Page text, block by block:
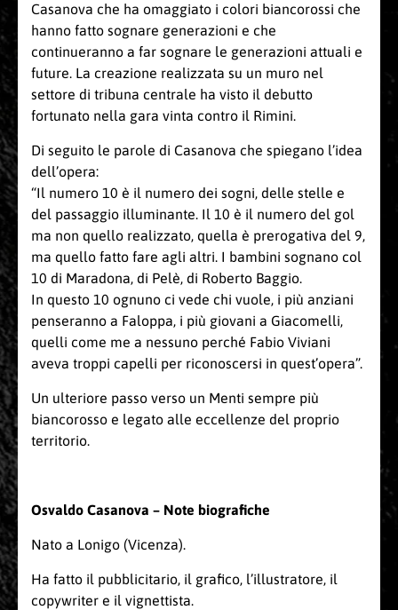
Casanova che ha omaggiato i colori biancorossi che
hanno fatto sognare generazioni e che
continueranno a far sognare le generazioni attuali e
future. La creazione realizzata su un muro nel
settore di tribuna centrale ha visto il debutto
fortunato nella gara vinta contro il Rimini.
Di seguito le parole di Casanova che spiegano l’idea
dell’opera:
“Il numero 10 è il numero dei sogni, delle stelle e
del passaggio illuminante. Il 10 è il numero del gol
ma non quello realizzato, quella è prerogativa del 9,
ma quello fatto fare agli altri. I bambini sognano col
10 di Maradona, di Pelè, di Roberto Baggio.
In questo 10 ognuno ci vede chi vuole, i più anziani
penseranno a Faloppa, i più giovani a Giacomelli,
quelli come me a nessuno perché Fabio Viviani
aveva troppi capelli per riconoscersi in quest’opera”.
Un ulteriore passo verso un Menti sempre più
biancorosso e legato alle eccellenze del proprio
territorio.
Osvaldo Casanova – Note biografiche
Nato a Lonigo (Vicenza).
Ha fatto il pubblicitario, il grafico, l’illustratore, il
copywriter e il vignettista.